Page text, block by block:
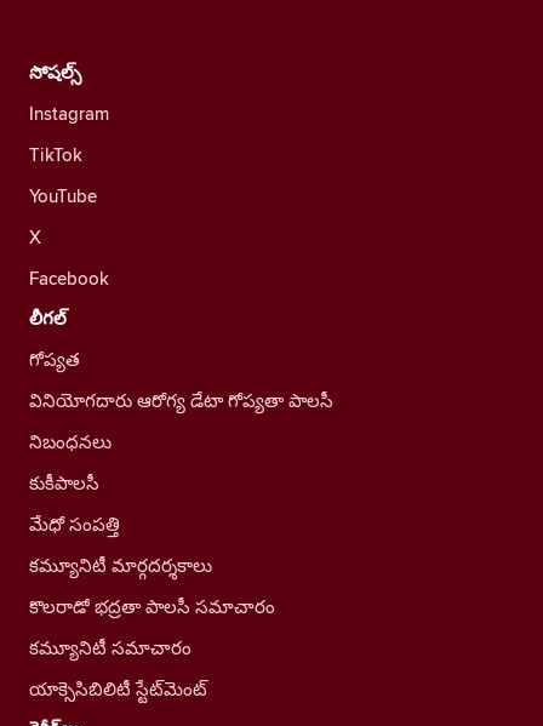
సోషల్స్
Instagram
TikTok
YouTube
X
Facebook
లీగల్
గోప్యత
వినియోగదారు ఆరోగ్య డేటా గోప్యతా పాలసీ
నిబంధనలు
కుకీపాలసీ
మేధో సంపత్తి
కమ్యూనిటీ మార్గదర్శకాలు
కొలరాడో భద్రతా పాలసీ సమాచారం
కమ్యూనిటీ సమాచారం
యాక్సెసిబిలిటీ స్టేట్‌మెంట్